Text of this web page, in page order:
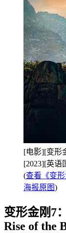
[电影][变形
[2023][英语
(查看《变形
海报原图)
变形金刚7
Rise of the